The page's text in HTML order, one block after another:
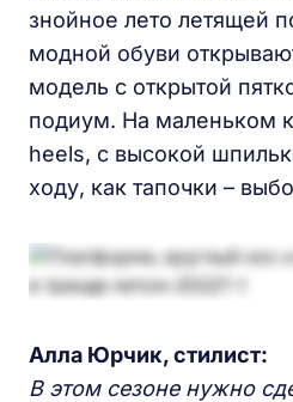
знойное лето летящей
модной обуви
модель с открытой
подиум. На маленьком
heels, с высокой
ходу, как тапочки –
Алла Юрчик, стилист:
В этом сезоне нужно